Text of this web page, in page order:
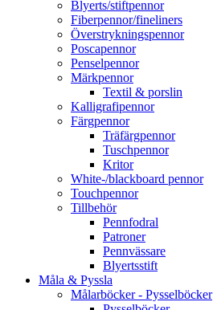
Blyerts/stiftpennor
Fiberpennor/fineliners
Överstrykningspennor
Poscapennor
Penselpennor
Märkpennor
Textil & porslin
Kalligrafipennor
Färgpennor
Träfärgpennor
Tuschpennor
Kritor
White-/blackboard pennor
Touchpennor
Tillbehör
Pennfodral
Patroner
Pennvässare
Blyertsstift
Måla & Pyssla
Målarböcker - Pysselböcker